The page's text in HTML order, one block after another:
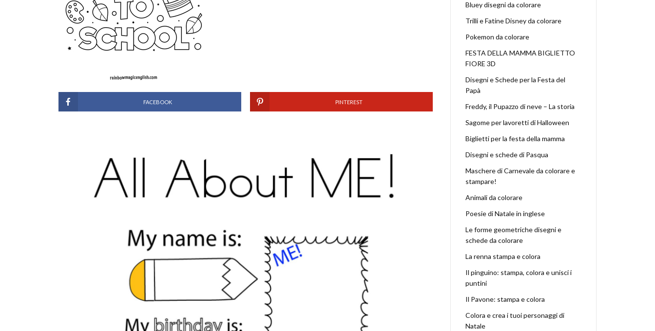
FACEBOOK PINTEREST
Bluey disegni da colorare
Trilli e Fatine Disney da colorare
Pokemon da colorare
FESTA DELLA MAMMA BIGLIETTO
FIORE 3D
Disegni e Schede per la Festa del
Papà
Freddy, il Pupazzo di neve – La storia
Sagome per lavoretti di Halloween
Biglietti per la festa della mamma
Disegni e schede di Pasqua
Maschere di Carnevale da colorare e
stampare!
Animali da colorare
Poesie di Natale in inglese
Le forme geometriche disegni e
schede da colorare
La renna stampa e colora
Il pinguino: stampa, colora e unisci i
puntini
Il Pavone: stampa e colora
Colora e crea i tuoi personaggi di
Natale